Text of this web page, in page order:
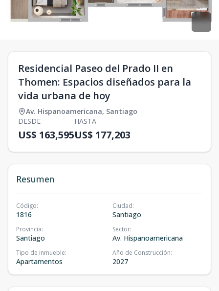
Residencial Paseo del Prado II en
Thomen: Espacios diseñados para la
vida urbana de hoy
Av. Hispanoamericana, Santiago
DESDE
US$ 163,595
HASTA
US$ 177,203
Resumen
Código:
1816
Ciudad:
Santiago
Provincia:
Santiago
Sector:
Av. Hispanoamericana
Tipo de inmueble:
Apartamentos
Año de Construcción:
2027